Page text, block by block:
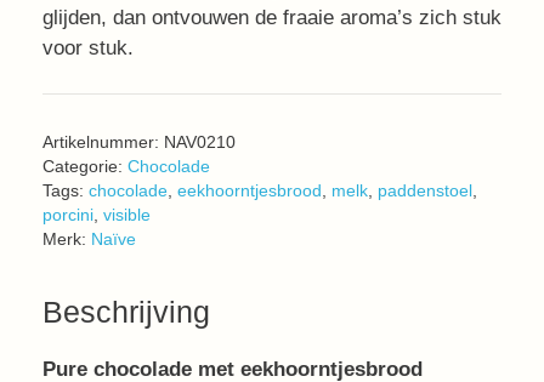
glijden, dan ontvouwen de fraaie aroma’s zich stuk
voor stuk.
Artikelnummer: NAV0210
Categorie: Chocolade
Tags: chocolade, eekhoorntjesbrood , melk, paddenstoel ,
porcini, visible
Merk: Naïve
Beschrijving
Pure chocolade met eekhoorntjesbrood